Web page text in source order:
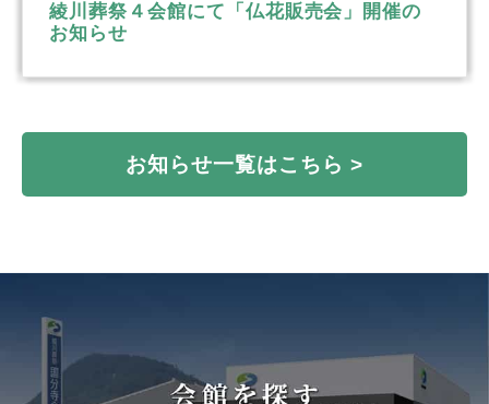
綾川葬祭４会館にて「仏花販売会」開催の
お知らせ
お知らせ一覧はこちら >